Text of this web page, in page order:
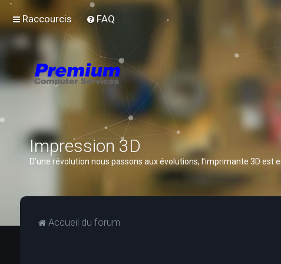
Raccourcis FAQ
Impression 3D
D’une révolution nous passons aux évolutions, l’imprimante 3D
Accueil du forum